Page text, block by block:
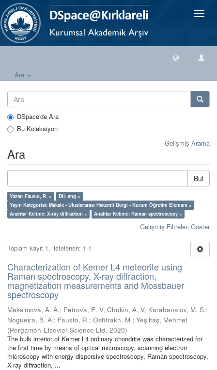
Geçiş
Ara
DSpace'de Ara
Bu Koleksiyon
Gelişmiş Arama
Ara
Bul
Yazar: Fausto, R. ×
Dil: eng ×
Yayın Kategorisi: Makale - Uluslararası Hakemli Dergi - Kurum Öğretim Elemanı ×
Anahtar Kelime: X-ray diffraction ×
Anahtar Kelime: Raman spectroscopy ×
Gelişmiş Filtreleri Göster
Toplam kayıt 1, listelenen: 1-1
Characterization of Kemer L4 meteorite using
Raman spectroscopy, X-ray diffraction,
magnetization measurements and Mossbauer
spectroscopy
Maksimova, A. A.; Petrova, E. V; Chukin, A. V; Karabanalov, M. S.;
Nogueira, B. A.; Fausto, R.; Oshtrakh, M.; Yeşiltaş, Mehmet
(Pergamon-Elsevier Science Ltd, 2020)
The bulk interior of Kemer L4 ordinary chondrite was characterized for
the first time by means of optical microscopy, scanning electron
microscopy with energy dispersive spectroscopy, Raman spectroscopy,
X-ray diffraction, ...